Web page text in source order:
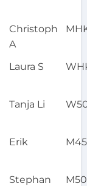
Christoph
A
Laura S
Tanja Li
Erik M45
Stephan
M50